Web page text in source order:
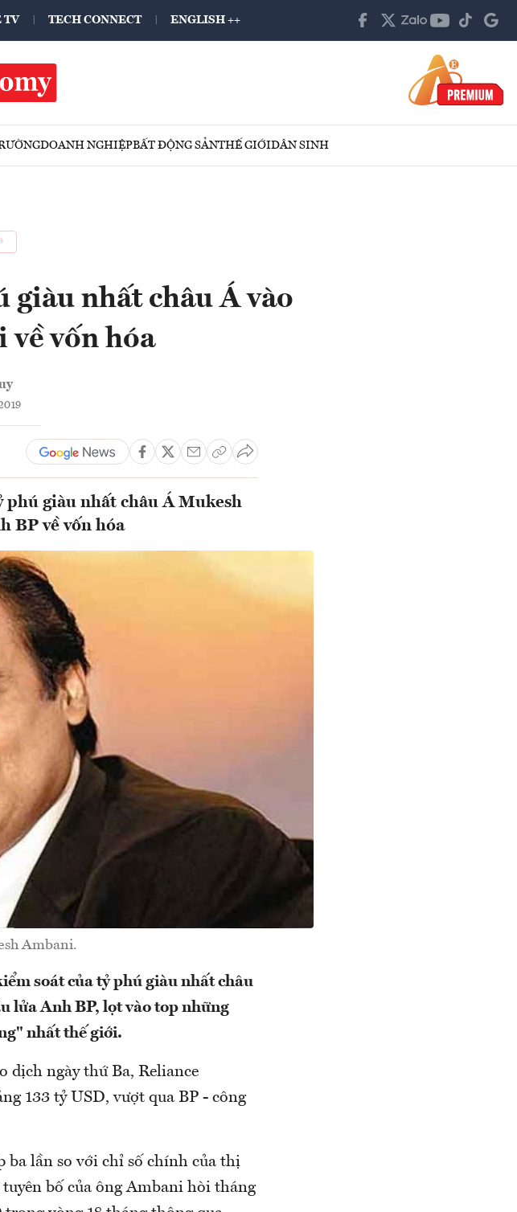
TV TECH CONNECT ENGLISH ++
DOANH NGHIỆPBẤT ĐỘNG SẢNTHẾ GIỚIDÂN SINH
giàu nhất châu Á vào
về vốn hóa
giàu nhất châu Á Mukesh
BP về vốn hóa
Ambani.
soát của tỷ phú giàu nhất châu
lửa Anh BP, lọt vào top những
nhất thế giới.
dịch ngày thứ Ba, Reliance
133 tỷ USD, vượt qua BP - công
ba lần so với chỉ số chính của thị
bố của ông Ambani hòi tháng